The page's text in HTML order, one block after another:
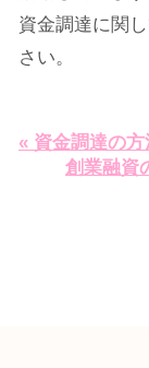
資金調達に関
さい。
« 資金調達の方
創業融資